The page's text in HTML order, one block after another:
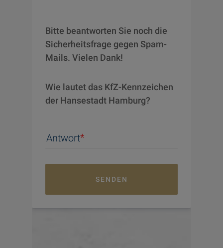
Bitte beantworten Sie noch die
Sicherheitsfrage gegen Spam-
Mails. Vielen Dank!
Wie lautet das KfZ-Kennzeichen
der Hansestadt Hamburg?
Antwort
SENDEN